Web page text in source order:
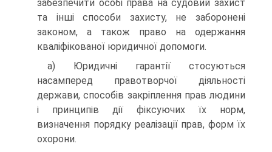
забезпечити особі права на судовий захист
та інші способи захисту, не заборонені
законом, а також право на одержання
кваліфікованої юридичної допомоги.
а) Юридичні гарантії стосуються
насамперед правотворчої діяльності
держави, способів закріплення прав людини
і принципів дії фіксуючих їх норм,
визначення порядку реалізації прав, форм їх
охорони.